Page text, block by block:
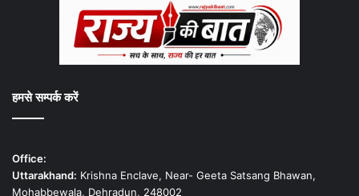
हमसे सम्पर्क करें
Office:
Uttarakhand: Krishna Enclave, Near- Geeta Satsang Bhawan,
Mohabbewala, Dehradun, 248002